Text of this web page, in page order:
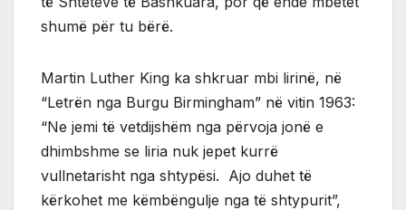
shumë për tu bërë.
Martin Luther King ka shkruar mbi lirinë, në
“Letrën nga Burgu Birmingham” në vitin 1963:
“Ne jemi të vetdijshëm nga përvoja jonë e
dhimbshme se liria nuk jepet kurrë
vullnetarisht nga shtypësi. Ajo duhet të
kërkohet me këmbëngulje nga të shtypurit”,